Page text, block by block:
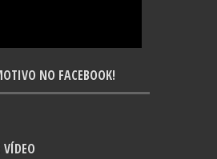
NO FACEBOOK!
VÍDEO